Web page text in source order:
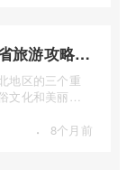
东北三省旅游攻略必去景点(东北三省旅游攻略必去景点视频介绍)
地区的三个重
文化和美丽的
· 8个月前